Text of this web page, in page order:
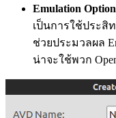
Emulation
เป็นการใช้ประสิ
ช่วยประมวลผล
น่าจะใช้พวก